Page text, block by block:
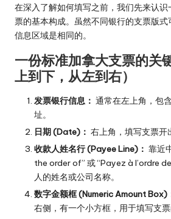
在深入了解如何填写之前，我们先来认
票的基本构成。虽然不同银行的支票版
信息区域是相同的。
一份标准加拿大支票的关
上到下，从左到右）
发票银行信息： 通常在左上角，包
址。
日期 (Date)： 右上角，填写支票开
收款人姓名行 (Payee Line)： 靠近
the order of” 或 “Payez à l’ordre
人的姓名或公司名称。
数字金额框 (Numeric Amount Box)
右侧，有一个小方框，用于填写支票